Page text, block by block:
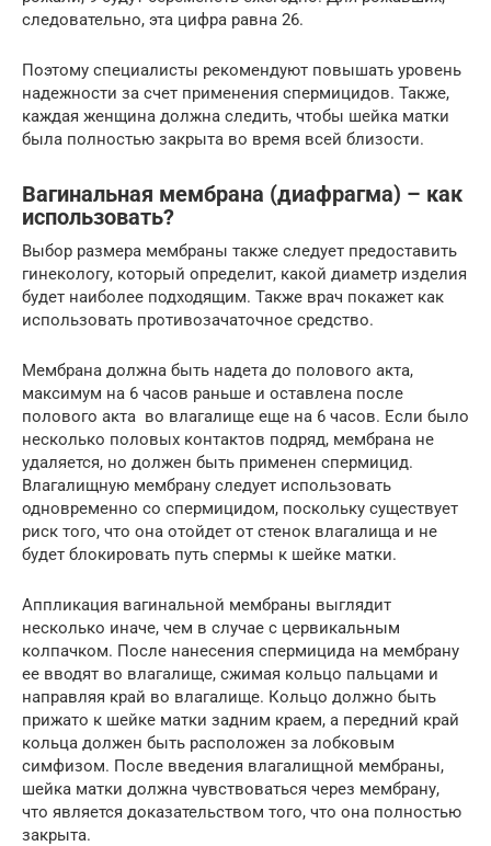
следовательно, эта цифра равна 26.
Поэтому специалисты рекомендуют повышать уровень
надежности за счет применения спермицидов. Также,
каждая женщина должна следить, чтобы шейка матки
была полностью закрыта во время всей близости.
Вагинальная мембрана (диафрагма) – как
использовать?
Выбор размера мембраны также следует предоставить
гинекологу, который определит, какой диаметр изделия
будет наиболее подходящим. Также врач покажет как
использовать противозачаточное средство.
Мембрана должна быть надета до полового акта,
максимум на 6 часов раньше и оставлена после
полового акта ​​во влагалище еще на 6 часов. Если было
несколько половых контактов подряд, мембрана не
удаляется, но должен быть применен спермицид.
Влагалищную мембрану следует использовать
одновременно со спермицидом, поскольку существует
риск того, что она отойдет от стенок влагалища и не
будет блокировать путь спермы к шейке матки.
Аппликация вагинальной мембраны выглядит
несколько иначе, чем в случае с цервикальным
колпачком. После нанесения спермицида на мембрану
ее вводят во влагалище, сжимая кольцо пальцами и
направляя край во влагалище. Кольцо должно быть
прижато к шейке матки задним краем, а передний край
кольца должен быть расположен за лобковым
симфизом. После введения влагалищной мембраны,
шейка матки должна чувствоваться через мембрану,
что является доказательством того, что она полностью
закрыта.